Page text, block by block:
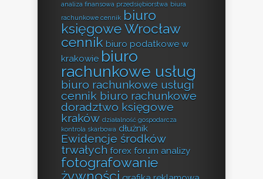
analiza finansowa przedsiębiorstwa biura
rachunkowe cennik biuro
księgowe Wrocław
cennik biuro podatkowe w
krakowie biuro
rachunkowe usług
biuro rachunkowe usługi
cennik biuro rachunkowe
doradztwo księgowe
kraków działalność gospodarcza
kontrola skarbowa dłużnik
Ewidencje środków
trwałych forex forum analizy
fotografowanie